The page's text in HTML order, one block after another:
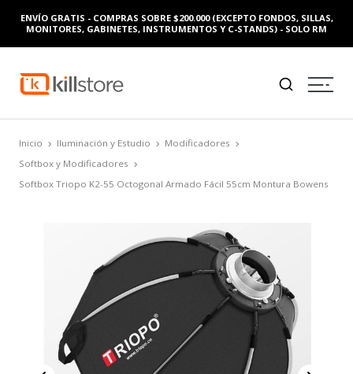
ENVÍO GRATIS - COMPRAS SOBRE $200.000 (EXCEPTO FONDOS, SILLAS,
MONITORES, GABINETES, INSTRUMENTOS Y C-STANDS) - SOLO RM
Inicio Iluminación y Estudio
Modificadores
Softbox y Modificadores
Softbox Triopo K2-55 Octogonal Armado Fácil 55cm Montura Bowens